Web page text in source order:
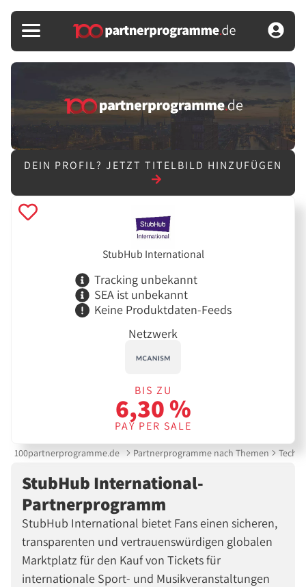
DEIN PROFIL? JETZT TITELBILD HINZUFÜGEN
StubHub International
Tracking unbekannt
SEA ist unbekannt
Keine Produktdaten-Feeds
Netzwerk
BIS ZU
6,30 %
PAY PER SALE
100partnerprogramme.de Partnerprogramme nach Themen
StubHub International-
Partnerprogramm
StubHub International bietet Fans einen sicheren,
transparenten und vertrauenswürdigen globalen
Marktplatz für den Kauf von Tickets für
internationale Sport- und Musikveranstaltungen